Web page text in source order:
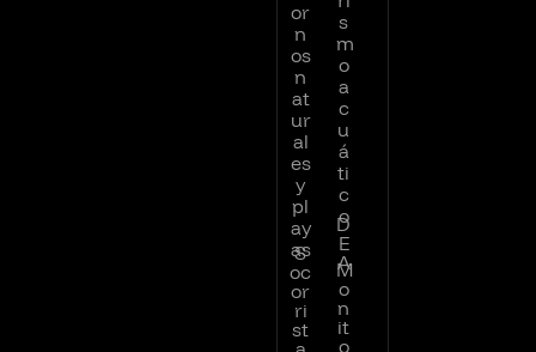
or
n
os
n
at
ur
al
es
y
pl
ay
as
S
oc
or
ri
st
s
m
o
a
c
u
á
ti
c
o
D
E
A
M
o
n
it
o